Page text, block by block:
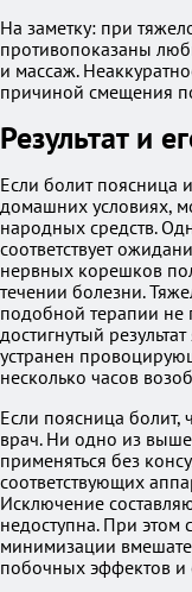
На заметку: при
противопоказаны
и массаж.
причиной смещения
Результат и
Если болит поясница
домашних условиях,
народных средств.
соответствует
нервных корешков
течении болезни.
подобной терапии не
достигнутый
устранен
несколько часов
Если поясница болит,
врач. Ни одно из
применяться без
соответствующих
Исключение
недоступна. При этом
минимизации
побочных эффектов